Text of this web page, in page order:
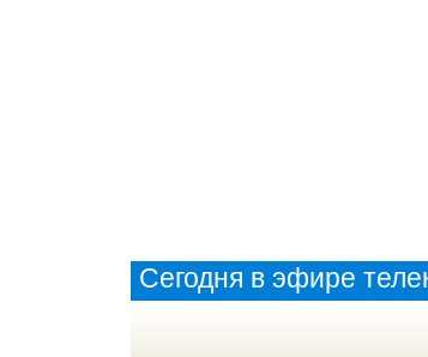
Сегодня в эфире